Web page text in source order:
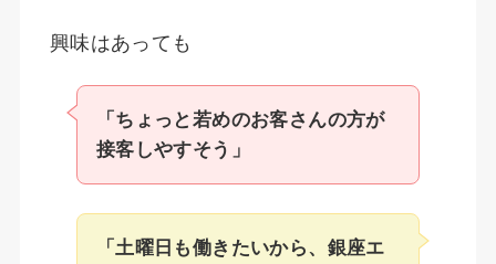
興味はあっても
「ちょっと若めのお客さんの方が
接客しやすそう」
「土曜日も働きたいから、銀座エ